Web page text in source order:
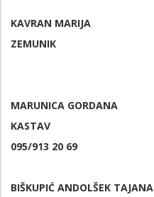
KAVRAN MARIJA
ZEMUNIK
MARUNICA GORDANA
KASTAV
095/913 20 69
BIŠKUPIĆ ANDOLŠEK TAJANA